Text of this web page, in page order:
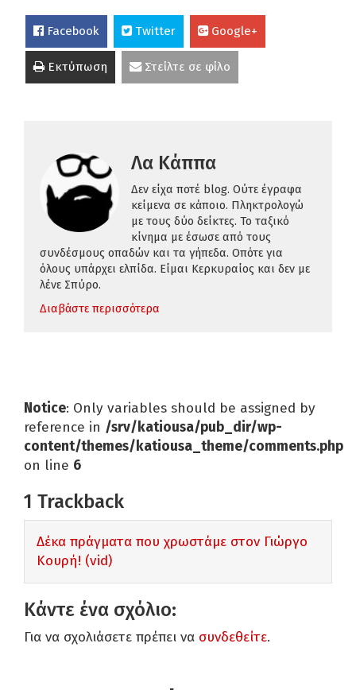
Facebook Twitter Google+
Εκτύπωση Στείλτε σε φίλο
Λα Κάππα
Δεν είχα ποτέ blog. Ούτε έγραφα
κείμενα σε κάποιο. Πληκτρολογώ
με τους δύο δείκτες. Το ταξικό
κίνημα με έσωσε από τους
συνδέσμους οπαδών και τα γήπεδα. Οπότε για
όλους υπάρχει ελπίδα. Είμαι Κερκυραίος και δεν με
λένε Σπύρο.
Διαβάστε περισσότερα
Notice: Only variables should be assigned by
reference in /srv/katiousa/pub_dir/wp-
content/themes/katiousa_theme/comments.php
on line 6
1 Trackback
Δέκα πράγματα που χρωστάμε στον Γιώργο
Κουρή! (vid)
Κάντε ένα σχόλιο:
Για να σχολιάσετε πρέπει να συνδεθείτε.